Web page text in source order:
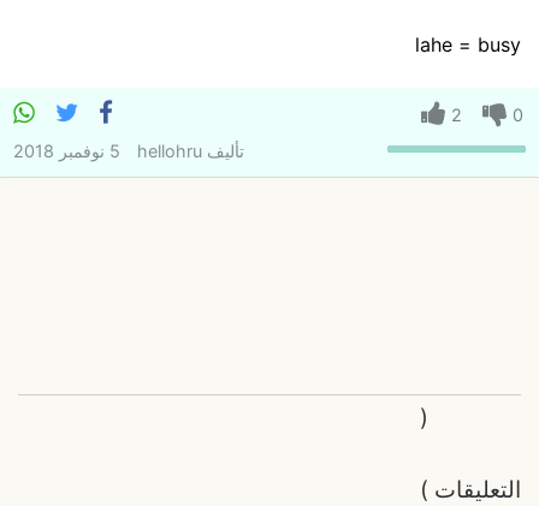
lahe = busy
0
2
تأليفhellohru 5 نوفمبر 2018
التعليقات
(
)